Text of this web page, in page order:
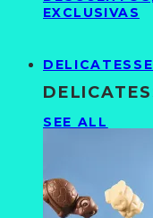
EXCLUSIVAS
SEE ALL